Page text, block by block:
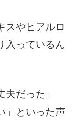
スやヒアルロ
入っているん
だった」
」といった声